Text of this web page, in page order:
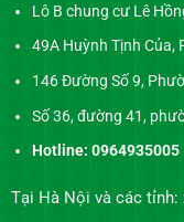
Lô B chung cư Lê
49A Huỳnh Tịnh Của,
146 Đường Số 9,
Số 36, đường 41,
Hotline: 0964935005
Tại Hà Nội và các tỉnh: